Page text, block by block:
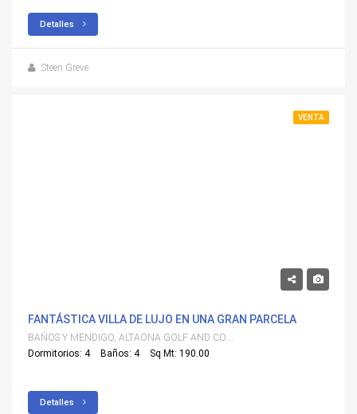
Detalles
Steen Greve
VENTA
FANTÁSTICA VILLA DE LUJO EN UNA GRAN PARCELA
BAÑOS Y MENDIGO, ALTAONA GOLF AND COUNTRY VILLAGE
Dormitorios: 4
Baños: 4 Sq Mt: 190.00
Detalles